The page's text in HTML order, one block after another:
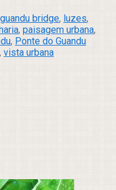
guandu bridge, luzes,
, paisagem urbana,
, Ponte do Guandu
, vista urbana